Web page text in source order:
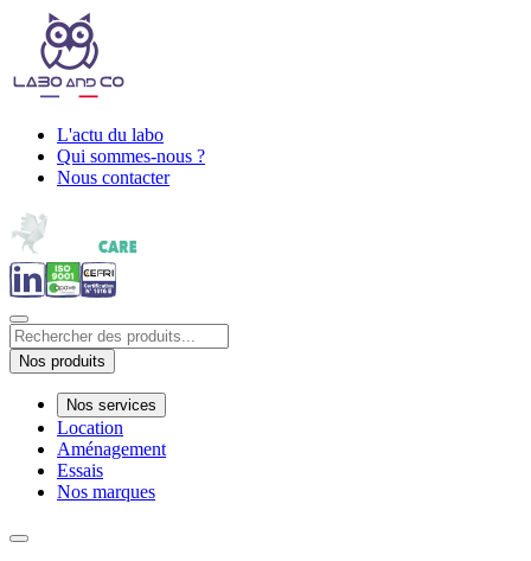
L'actu du labo
Qui sommes-nous ?
Nous contacter
Nos produits
Nos services
Location
Aménagement
Essais
Nos marques